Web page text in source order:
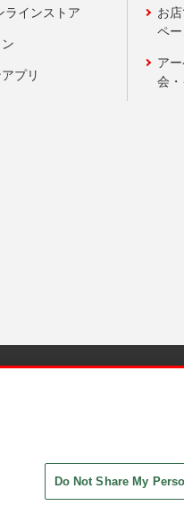
ラインストア
プリ
お
ペー
ア
会
Do Not Share My